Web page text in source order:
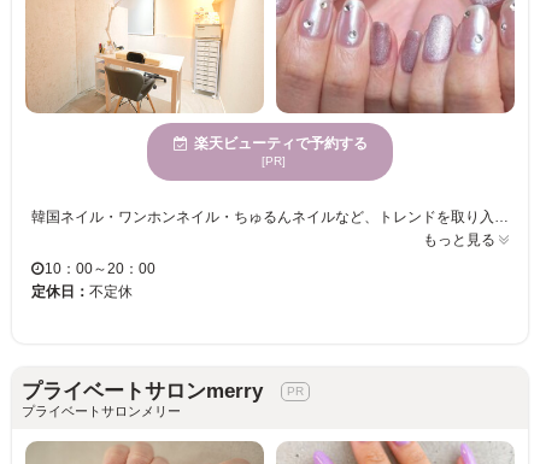
楽天ビューティで予約する
[PR]
もっと見る
10：00～20：00
定休日： 不定休
プライベートサロンmerry
プライベートサロンメリー